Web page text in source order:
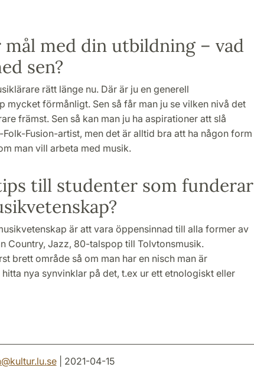
med din utbildning – vad
sen?
rätt länge nu. Där är ju en generell
mycket förmånligt. Sen så får man ju se vilken nivå det
främst. Sen så kan man ju ha aspirationer att slå
Fusion-artist, men det är alltid bra att ha någon form
man vill arbeta med musik.
till studenter som funderar
är att vara öppensinnad till alla former av
Country, Jazz, 80-talspop till Tolvtonsmusik.
brett område så om man har en nisch man är
nya synvinklar på det, t.ex ur ett etnologiskt eller
@kultur.lu.se| 2021-04-15